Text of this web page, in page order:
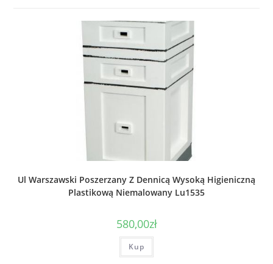
Ul Warszawski Poszerzany Z Dennicą Wysoką Higieniczną
Plastikową Niemalowany Lu1535
580,00zł
Kup